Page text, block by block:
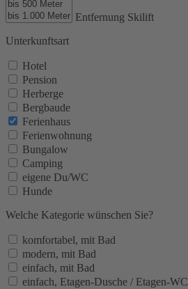
Entfernung Skilift
Unterkunftsart
Hotel
Pension
Herberge
Bergbaude
Ferienhaus
Ferienwohnung
Bungalow
Camping
eigene Du/WC
Hunde
Welche Kategorie wünschen Sie?
komfortabel, mit Bad
modern, mit Bad
einfach, mit Bad
einfach, Etagen-Dusche / Etagen-WC